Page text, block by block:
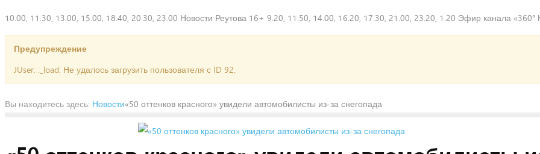
10.00, 11.30, 13.00, 15.00, 18.40, 20.30, 23.00 Новости Реутова 16+ 9.20, 11.50, 14.00, 16.20, 17.30, 21.00, 23.20, 1.20 Эфир канала «360°
Предупреждение
JUser: :_load: Не удалось загрузить пользователя с ID 92.
Вы находитесь здесь: Новости«50 оттенков красного» увидели автомобилисты из-за снегопада